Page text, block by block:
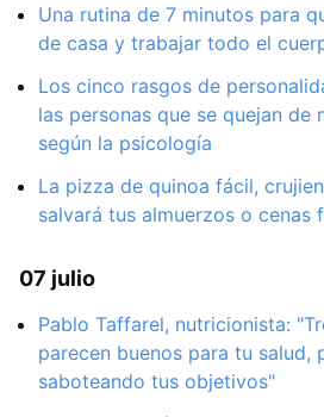
Una rutina de 7 minutos para
de casa y trabajar todo el
Los cinco rasgos de
las personas que se quejan de
según la psicología
La pizza de quinoa fácil,
salvará tus almuerzos o cenas
07 julio
Pablo Taffarel, nutricionista:
parecen buenos para tu salud,
saboteando tus objetivos"